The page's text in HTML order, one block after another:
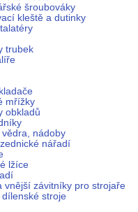
šroubováky
kleště a dutinky
trubek
mřížky
obkladů
vědra, nádoby
nářadí
lžíce
vnější závitníky pro strojaře
stroje